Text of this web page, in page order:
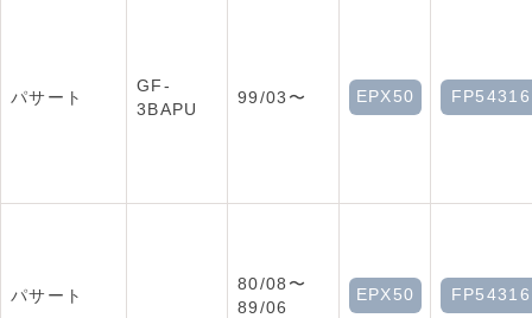
パサート
GF-
3BAPU
99/03〜 EPX50 FP54316
パサート
80/08〜
89/06
EPX50 FP54316